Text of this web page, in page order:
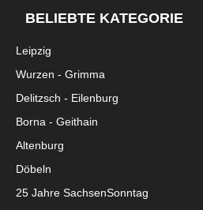
BELIEBTE KATEGORIE
Leipzig
Wurzen - Grimma
Delitzsch - Eilenburg
Borna - Geithain
Altenburg
Döbeln
25 Jahre SachsenSonntag